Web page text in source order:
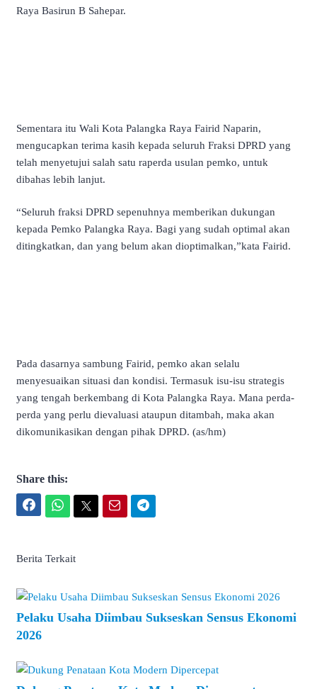
Raya Basirun B Sahepar.
Sementara itu Wali Kota Palangka Raya Fairid Naparin,
mengucapkan terima kasih kepada seluruh Fraksi DPRD yang
telah menyetujui salah satu raperda usulan pemko, untuk
dibahas lebih lanjut.
“Seluruh fraksi DPRD sepenuhnya memberikan dukungan
kepada Pemko Palangka Raya. Bagi yang sudah optimal akan
ditingkatkan, dan yang belum akan dioptimalkan,”kata Fairid.
Pada dasarnya sambung Fairid, pemko akan selalu
menyesuaikan situasi dan kondisi. Termasuk isu-isu strategis
yang tengah berkembang di Kota Palangka Raya. Mana perda-
perda yang perlu dievaluasi ataupun ditambah, maka akan
dikomunikasikan dengan pihak DPRD. (as/hm)
Share this:
Berita Terkait
Pelaku Usaha Diimbau Sukseskan Sensus Ekonomi
2026